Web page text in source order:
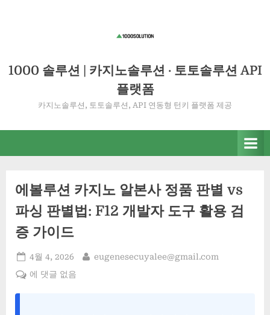
1000 솔루션 | 카지노솔루션 · 토토솔루션 API
플랫폼
카지노솔루션, 토토솔루션, API 연동형 턴키 플랫폼 제공
에볼루션 카지노 알본사 정품 판별 vs
파싱 판별법: F12 개발자 도구 활용 검
증 가이드
Posted
on
4월 4, 2026 By
eugenesecuyalee@gmail.com
에
에 댓글 없음